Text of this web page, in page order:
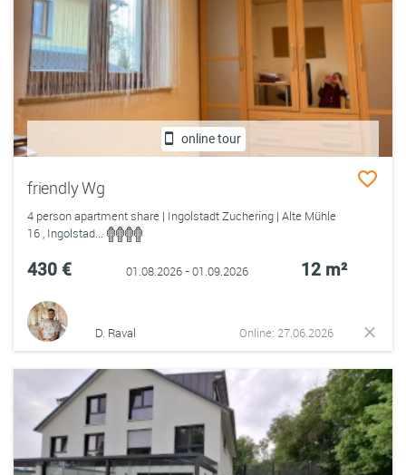
online tour
friendly Wg
4 person apartment share | Ingolstadt Zuchering | Alte Mühle
16 , Ingolstad...
430 € 01.08.2026 - 01.09.2026 12 m²
D. Raval Online: 27.06.2026